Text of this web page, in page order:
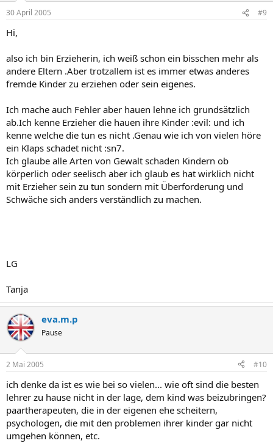
30 April 2005 #9
Hi,
also ich bin Erzieherin, ich weiß schon ein bisschen mehr als
andere Eltern .Aber trotzallem ist es immer etwas anderes
fremde Kinder zu erziehen oder sein eigenes.
Ich mache auch Fehler aber hauen lehne ich grundsätzlich
ab.Ich kenne Erzieher die hauen ihre Kinder :evil: und ich
kenne welche die tun es nicht .Genau wie ich von vielen höre
ein Klaps schadet nicht :sn7.
Ich glaube alle Arten von Gewalt schaden Kindern ob
körperlich oder seelisch aber ich glaub es hat wirklich nicht
mit Erzieher sein zu tun sondern mit Überforderung und
Schwäche sich anders verständlich zu machen.
LG
Tanja
eva.m.p
Pause
2 Mai 2005 #10
ich denke da ist es wie bei so vielen... wie oft sind die besten
lehrer zu hause nicht in der lage, dem kind was beizubringen?
paartherapeuten, die in der eigenen ehe scheitern,
psychologen, die mit den problemen ihrer kinder gar nicht
umgehen können, etc.